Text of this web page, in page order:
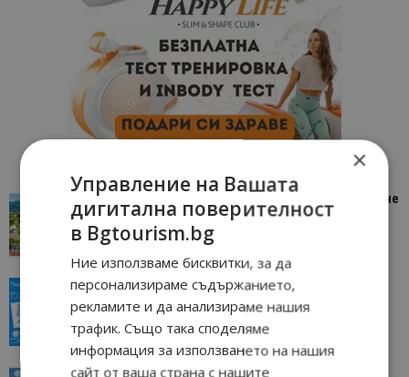
“Пощенска картичка от…”: Петрич – Изживяване
отвъд очакваното
Петрич 11/07/2026 11:22
“Пощенска картичка от…”: Пловдив, градът на
всички времена
Пловдив 23/06/2026 10:00
“Пощенска картичка от…”: Перник – град на
×
Управление на Вашата
дигитална поверителност
в Bgtourism.bg
Ние използваме бисквитки, за да
персонализираме съдържанието,
рекламите и да анализираме нашия
трафик. Също така споделяме
информация за използването на нашия
сайт от ваша страна с нашите